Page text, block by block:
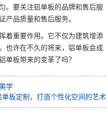
。要关注铝单板的品牌和售后服
产品质量和售后服务。
着重要作用。它不仅为建筑增添
也许在不久的将来，铝单板会成
单板带来的变革了吗？
学
单板定制，打造个性化空间的艺术